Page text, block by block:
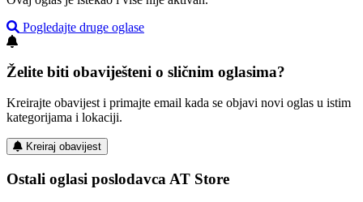
Pogledajte druge oglase
Želite biti obaviješteni o sličnim oglasima?
Kreirajte obavijest i primajte email kada se objavi novi oglas u istim
kategorijama i lokaciji.
Kreiraj obavijest
Ostali oglasi poslodavca AT Store